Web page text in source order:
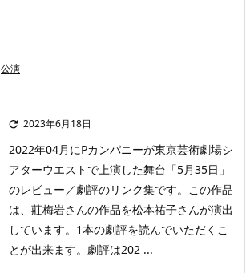
公演
 2023年6月18日
2022年04月にPカンパニーが東京芸術劇場シ
アターウエストで上演した舞台「5月35日」
のレビュー／劇評のリンク集です。この作品
は、莊梅岩さんの作品を松本祐子さんが演出
しています。1本の劇評を読んでいただくこ
とが出来ます。劇評は202 ...